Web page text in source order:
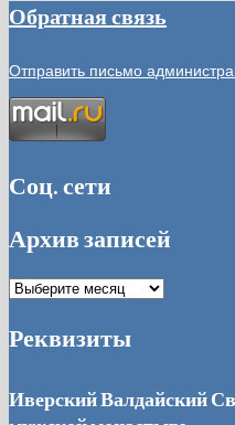
Обратная связь
Отправить письмо
Соц. сети
Архив записей
Архив
Реквизиты
Иверский Валдайский